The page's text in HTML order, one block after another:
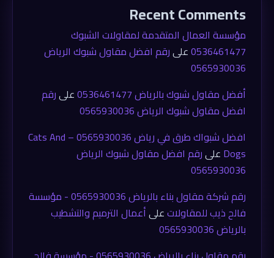
Recent Comments
مؤسسة العمال المتقدمة لمقاولات الشبوك
0536461477علىرقم افضل مقاول شبوك الرياض
0565930036
أفضل مقاول شبوك بالرياض 0536461477
علىرقم
افضل مقاول شبوك الرياض 0565930036
افضل شبواك طرق في رياض 0565930036 – Cats And
Dogs علىرقم افضل مقاول شبوك الرياض
0565930036
رقم شركة مقاول بناء بالرياض 0565930036 - مؤسسة
فالح ذيب للمقاولاتعلىأعمال الترميم والتشطيب
بالرياض 0565930036